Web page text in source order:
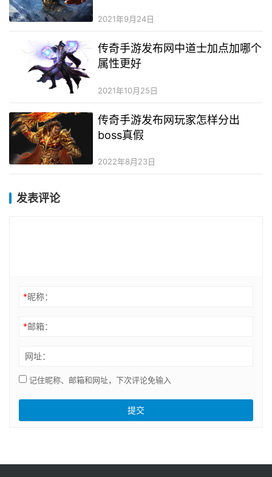
2021年9月24日
传奇手游发布网中道士加点加哪个
属性更好
2021年10月25日
传奇手游发布网玩家怎样分出
boss真假
2022年8月23日
发表评论
*昵称：
*邮箱：
网址：
记住昵称、邮箱和网址，下次评论免输入